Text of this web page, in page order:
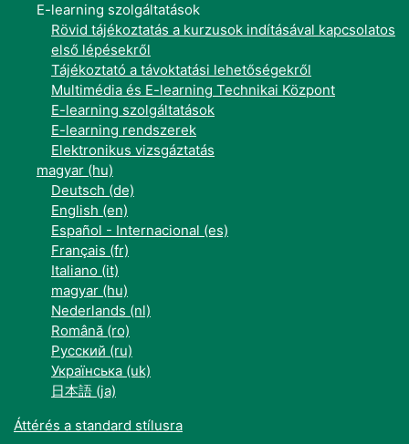
E-learning szolgáltatások
Rövid tájékoztatás a kurzusok indításával kapcsolatos
első lépésekről
Tájékoztató a távoktatási lehetőségekről
Multimédia és E-learning Technikai Központ
E-learning szolgáltatások
E-learning rendszerek
Elektronikus vizsgáztatás
magyar ‎(hu)‎
Deutsch ‎(de)‎
English ‎(en)‎
Español - Internacional ‎(es)‎
Français ‎(fr)‎
Italiano ‎(it)‎
magyar ‎(hu)‎
Nederlands ‎(nl)‎
Română ‎(ro)‎
Русский ‎(ru)‎
Українська ‎(uk)‎
日本語 ‎(ja)‎
Áttérés a standard stílusra